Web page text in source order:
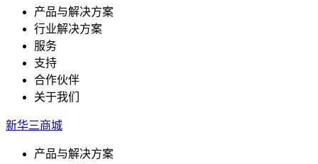
产品与解决方案
行业解决方案
服务
支持
合作伙伴
关于我们
新华三商城
产品与解决方案